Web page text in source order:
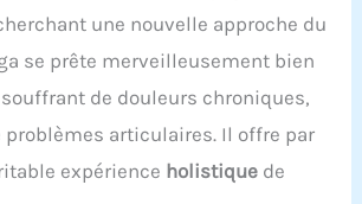
une nouvelle approche du
se prête merveilleusement bien
de douleurs chroniques,
problèmes articulaires. Il offre par
expérience holistique de